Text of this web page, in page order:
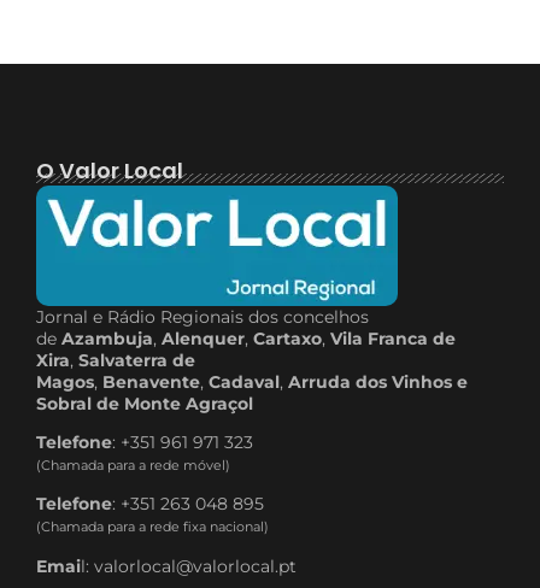
O Valor Local
Jornal e Rádio Regionais dos concelhos
de Azambuja, Alenquer, Cartaxo, Vila Franca de
Xira, Salvaterra de
Magos, Benavente, Cadaval, Arruda dos Vinhos e
Sobral de Monte Agraçol
Telefone: +351 961 971 323
(Chamada para a rede móvel)
Telefone: +351 263 048 895
(Chamada para a rede fixa nacional)
Email: valorlocal@valorlocal.pt